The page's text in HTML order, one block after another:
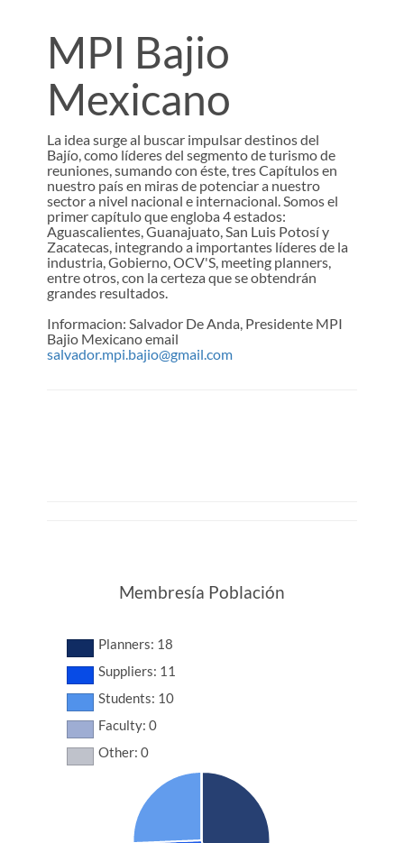
MPI Bajio
Mexicano
La idea surge al buscar impulsar destinos del
Bajío, como líderes del segmento de turismo de
reuniones, sumando con éste, tres Capítulos en
nuestro país en miras de potenciar a nuestro
sector a nivel nacional e internacional. Somos el
primer capítulo que engloba 4 estados:
Aguascalientes, Guanajuato, San Luis Potosí y
Zacatecas, integrando a importantes líderes de la
industria, Gobierno, OCV'S, meeting planners,
entre otros, con la certeza que se obtendrán
grandes resultados.
Informacion: Salvador De Anda, Presidente MPI
Bajio Mexicano email
salvador.mpi.bajio@gmail.com
Membresía Población
Planners: 18
Suppliers: 11
Students: 10
Faculty: 0
Other: 0